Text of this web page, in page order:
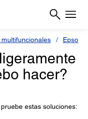
Epson
hacer?
estas soluciones: